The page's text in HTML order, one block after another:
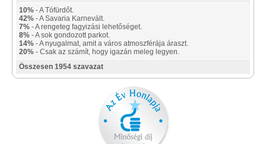
10% - A Tófürdőt.
42% - A Savaria Karnevált.
7% - A rengeteg fagyizási lehetőséget.
8% - A sok gondozott parkot.
14% - A nyugalmat, amit a város atmoszférája áraszt.
20% - Csak az számít, hogy igazán meleg legyen.
Összesen 1954 szavazat